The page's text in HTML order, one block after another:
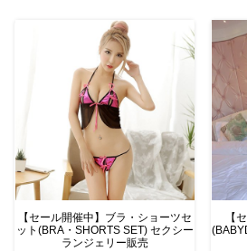
【セール開催中】ブラ・ショーツセ
ット(BRA・SHORTS SET) セクシー
ランジェリー販売
【